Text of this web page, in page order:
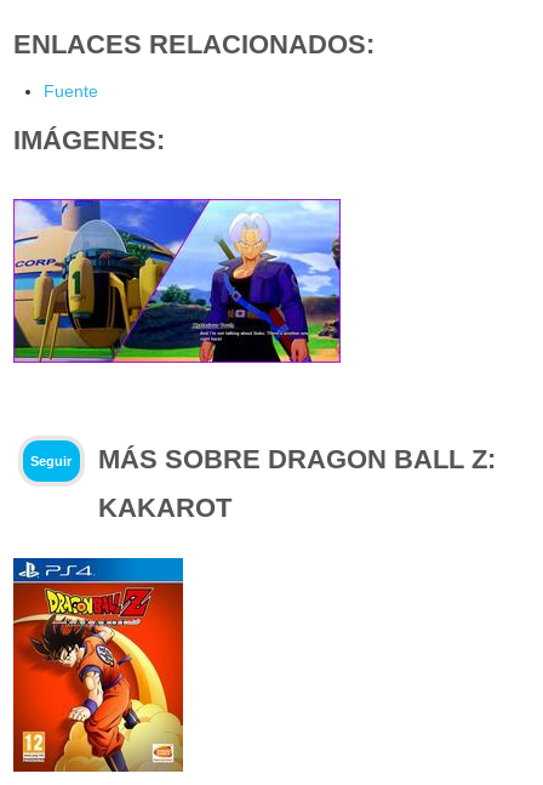
ENLACES RELACIONADOS:
Fuente
IMÁGENES:
Seguir
MÁS SOBRE DRAGON BALL Z:
KAKAROT